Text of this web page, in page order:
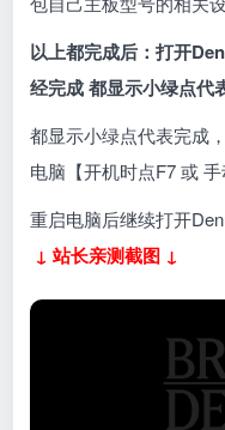
以上都完成后：打开
经完成 都显示小绿点代
都显示小绿点代表完成
电脑【开机时点F7 或
重启电脑后继续打开
↓ 站长亲测截图 ↓